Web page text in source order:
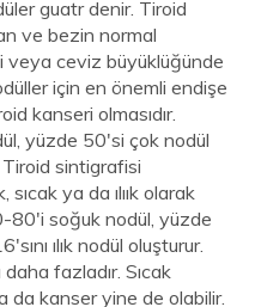
guatr denir. Tiroid
ve bezin normal
veya ceviz büyüklüğünde
için en önemli endişe
kanseri olmasıdır.
yüzde 50'si çok nodül
sintigrafisi
ya da ılıık olarak
80'i soğuk nodül, yüzde
ılık nodül oluşturur.
fazladır. Sıcak
da kanser yine de olabilir.